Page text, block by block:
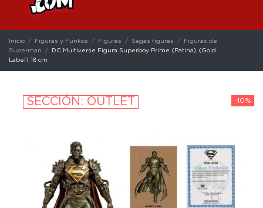
Inicio Figuras y Funkos Figuras Sagas figuras
Figuras de
Superman
DC Multiverse Figura Superboy Prime (Patina) (Gold
Label) 18 cm
-10%
SECCIÓN: OUTLET